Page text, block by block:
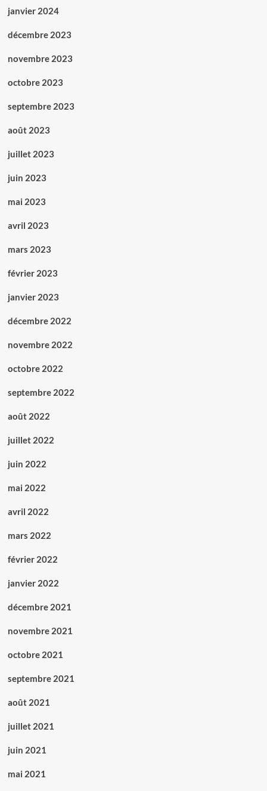
janvier 2024
décembre 2023
novembre 2023
octobre 2023
septembre 2023
août 2023
juillet 2023
juin 2023
mai 2023
avril 2023
mars 2023
février 2023
janvier 2023
décembre 2022
novembre 2022
octobre 2022
septembre 2022
août 2022
juillet 2022
juin 2022
mai 2022
avril 2022
mars 2022
février 2022
janvier 2022
décembre 2021
novembre 2021
octobre 2021
septembre 2021
août 2021
juillet 2021
juin 2021
mai 2021